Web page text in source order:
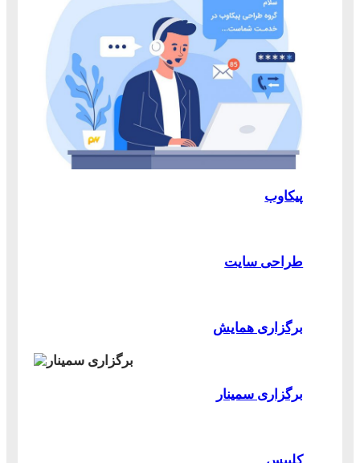
پیکاوب
طراحی سایت
برگزاری همایش
برگزاری سمینار
کلیپس